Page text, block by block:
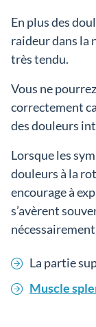
En plus des
raideur dans la
très tendu.
Vous ne
correctement
des douleurs
Lorsque les
douleurs à la
encourage à
s’avèrent
La partie
Muscle